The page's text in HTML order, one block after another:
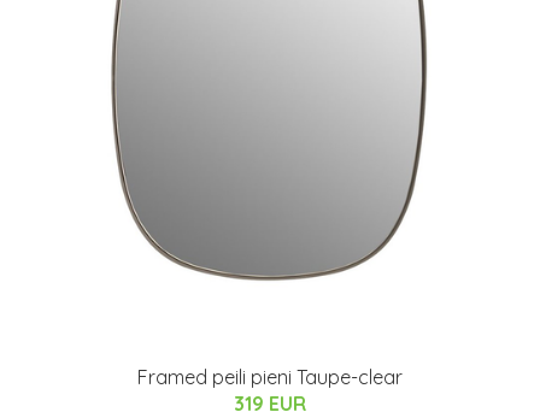
Framed peili pieni Taupe-clear
319 EUR